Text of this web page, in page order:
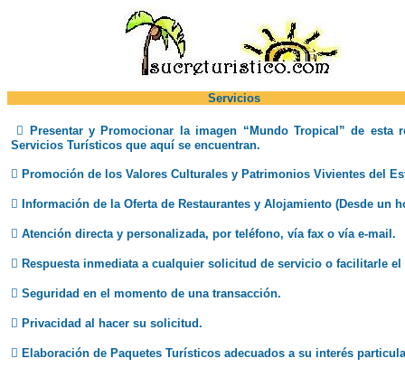
Servicios
 Presentar y Promocionar la imagen “Mundo Tropical” de
Servicios Turísticos que aquí se encuentran.
 Promoción de los Valores Culturales y Patrimonios Vivientes del
 Información de la Oferta de Restaurantes y Alojamiento (Desde un
 Atención directa y personalizada, por teléfono, vía fax o vía e-mail.
 Respuesta inmediata a cualquier solicitud de servicio o facilitarle el
 Seguridad en el momento de una transacción.
 Privacidad al hacer su solicitud.
 Elaboración de Paquetes Turísticos adecuados a su interés